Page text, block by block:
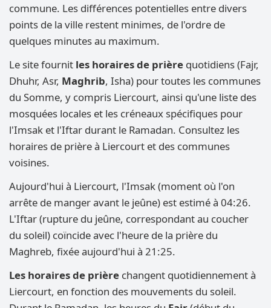
commune. Les différences potentielles entre divers
points de la ville restent minimes, de l'ordre de
quelques minutes au maximum.
Le site fournit les horaires de prière quotidiens (Fajr,
Dhuhr, Asr, Maghrib, Isha) pour toutes les communes
du Somme, y compris Liercourt, ainsi qu'une liste des
mosquées locales et les créneaux spécifiques pour
l'Imsak et l'Iftar durant le Ramadan. Consultez les
horaires de prière à Liercourt et des communes
voisines.
Aujourd'hui à Liercourt, l'Imsak (moment où l'on
arrête de manger avant le jeûne) est estimé à 04:26.
L'Iftar (rupture du jeûne, correspondant au coucher
du soleil) coïncide avec l'heure de la prière du
Maghreb, fixée aujourd'hui à 21:25.
Les horaires de prière changent quotidiennement à
Liercourt, en fonction des mouvements du soleil.